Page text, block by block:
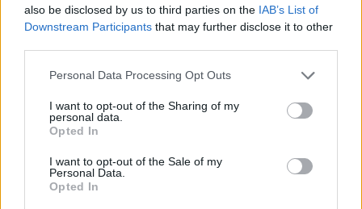
also be disclosed by us to third parties on the IAB’s List of
Downstream Participants that may further disclose it to other
Please note that this website/app uses one or more Google
not limited to your visit or usage behaviour. You may click to
grant or deny consent to Google and its third-party tags to
use your data for below specified purposes in below Google
consent section.
Personal Data Processing Opt Outs
I want to opt-out of the Sharing of my
personal data.
Opted In
I want to opt-out of the Sale of my
Personal Data.
Opted In